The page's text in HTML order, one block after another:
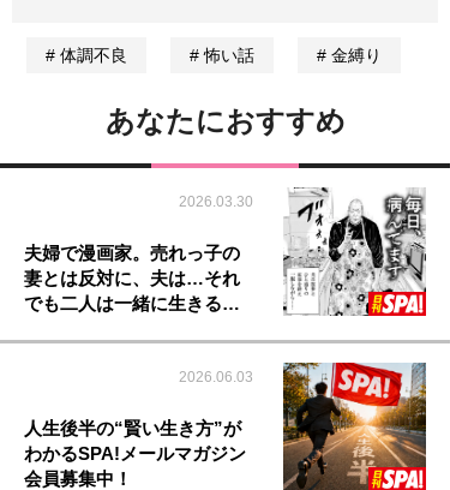
体調不良 怖い話 金縛り
あなたにおすすめ
2026.03.30
夫婦で漫画家。売れっ子の
妻とは反対に、夫は…それ
でも二人は一緒に生きる…
2026.06.03
人生後半の“賢い生き方”が
わかるSPA!メールマガジン
会員募集中！